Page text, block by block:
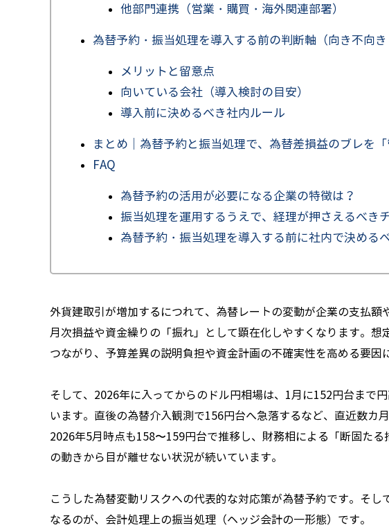
他部門連携（営業・購買・海外関連部署）
為替予約・振当処理を導入する前の判断軸（向き不向き
メリットと留意点
向いている会社（導入検討の目安）
導入前に決めるべき社内ルール
まとめ｜為替予約と振当処理で、為替差損益のブレを
FAQ
為替予約の活用が必要になる企業の特徴は？
振当処理を運用するうえで、経理が押さえるべき
為替予約・振当処理を導入する前に社内で決める
外貨建取引が増加するにつれて、為替レートの変動が企業の支払額
月次損益や資金繰りの「振れ」として顕在化しやすくなります。
つながり、予算差異の説明負担や資金計画の不確実性を高める要因
そして、2026年に入ってからのドル円相場は、1月に152円台まで
います。直後の為替介入観測で156円台へ急落するなど、直近数カ
2026年5月時点も158〜159円台で推移し、財務相による「断固た
の動きから目が離せない状況が続いています。
こうした為替変動リスクへの代表的な対応策が為替予約です。そ
なるのが、会計処理上の振当処理（ヘッジ会計の一形態）です。